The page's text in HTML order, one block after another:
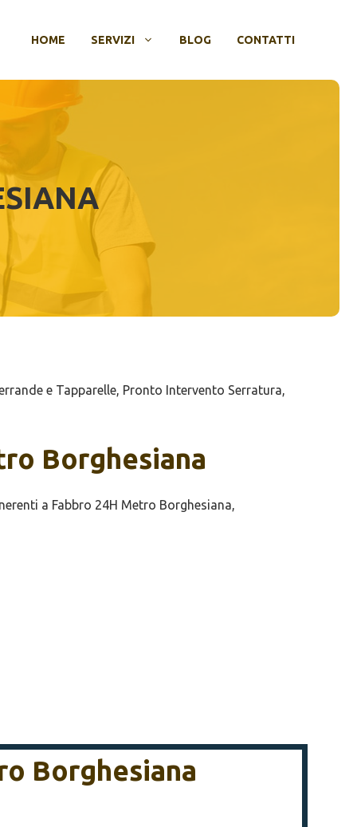
HOME SERVIZI BLOG CONTATTI
e Tapparelle, Pronto Intervento Serratura,
Borghesiana
Borghesiana